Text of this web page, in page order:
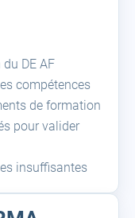
DE AF
compétences
de formation
pour valider
insuffisantes